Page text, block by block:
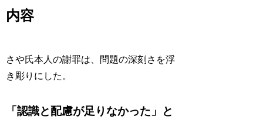
内容
さや氏本人の謝罪は、問題の深刻さを浮
き彫りにした。
「認識と配慮が足りなかった」と